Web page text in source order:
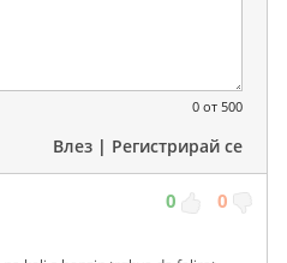
0 от 500
Влез | Регистрирай се
0 0